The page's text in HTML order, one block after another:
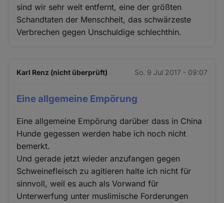
sind wir sehr weit entfernt, eine der größten
Schandtaten der Menschheit, das schwärzeste
Verbrechen gegen Unschuldige schlechthin.
Karl Renz (nicht überprüft) So. 9 Jul 2017 - 09:07
Eine allgemeine Empörung
Eine allgemeine Empörung darüber dass in China
Hunde gegessen werden habe ich noch nicht
bemerkt.
Und gerade jetzt wieder anzufangen gegen
Schweinefleisch zu agitieren halte ich nicht für
sinnvoll, weil es auch als Vorwand für
Unterwerfung unter muslimische Forderungen